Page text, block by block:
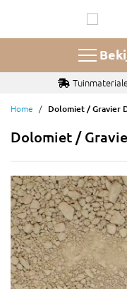
de
Home Dolomiet / Gravier
Dolomiet /